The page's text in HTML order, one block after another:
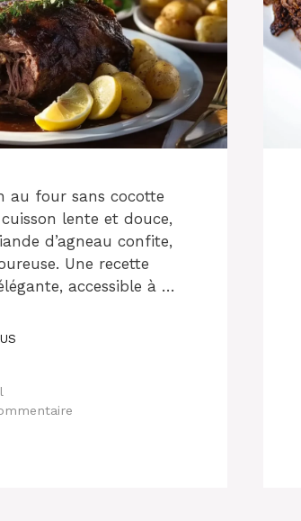
au four sans cocotte
lente et douce,
d’agneau confite,
Une recette
accessible à …